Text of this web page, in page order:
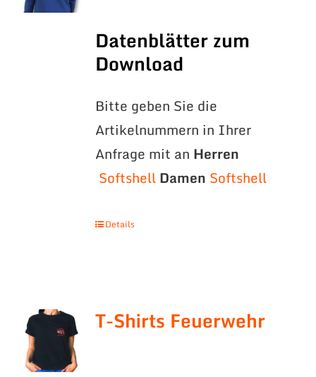
Datenblätter zum
Download
Bitte geben Sie die
Artikelnummern in Ihrer
Anfrage mit an Herren
Softshell Damen Softshell
Details
T-Shirts Feuerwehr